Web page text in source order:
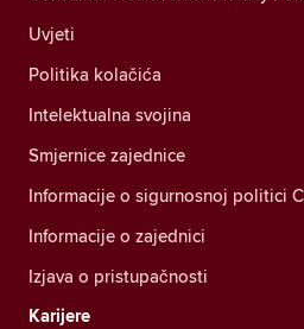
Uvjeti
Politika kolačića
Intelektualna svojina
Smjernice zajednice
Informacije o sigurnosnoj politici
Informacije o zajednici
Izjava o pristupačnosti
Karijere